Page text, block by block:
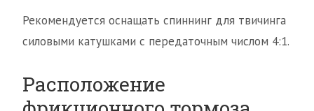
Рекомендуется оснащать спиннинг для твичинга
силовыми катушками с передаточным числом 4:1.
Расположение